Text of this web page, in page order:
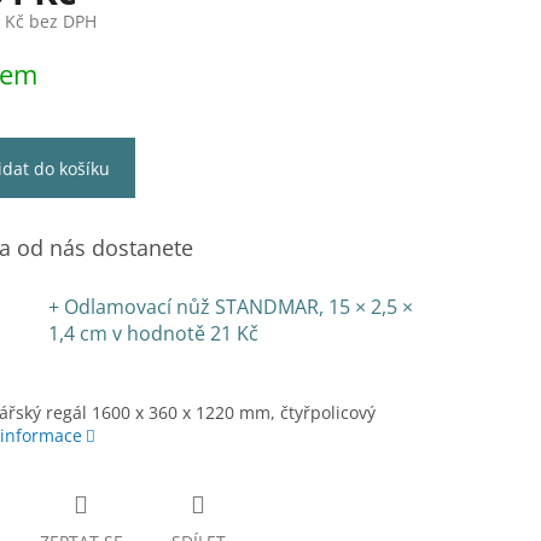
bez DPH
do košíku
od nás dostanete
+ Odlamovací nůž STANDMAR, 15 × 2,5 ×
1,4 cm v hodnotě 21 Kč
regál 1600 x 360 x 1220 mm, čtyřpolicový